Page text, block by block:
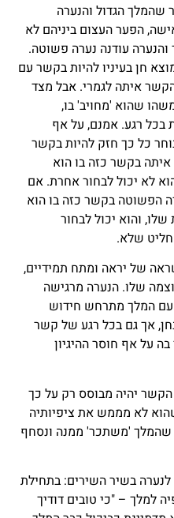
הגדול והנערה
הפער העצום ביניהם לא
והנערה עודנה נערה פשוטה.
חן בעיניו להיות בקשר עם
איתה לגמרי. אבל מצד
שהוא 'מחויב' בו,
בכל רגע. אמנם, על אף
כל כך חזק להיות בקשר
בקשר כזה בו הוא
לא יכול לבחור אחרת. אם
הפשוטה בקשר כזה בו הוא
והוא יכול לבחור
שלא.
של יראה ומתח תמידיים,
שלו. הנערה מרגישה
המלך מתרחש חידוש
אך גם בכל רגע של קשר
על אף חוסר ההיגיון
יהיה מבוסס רק על כך
לא מממש את ציפיותיה
שהמלך 'משתכר' ממנה ונסחף
בשיר השירים: בתחילת
למלך – "כי טובים דודיך